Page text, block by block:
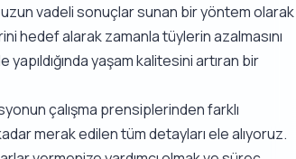
vadeli sonuçlar sunan bir yöntem olarak
hedef alarak zamanla tüylerin azalmasını
yaşam kalitesini artıran bir
çalışma prensiplerinden farklı
merak edilen tüm detayları ele alıyoruz.